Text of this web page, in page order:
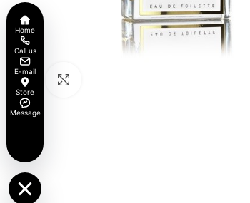
Home
Call us
E-mail
Store
Message